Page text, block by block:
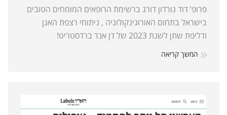
פרופ’ דוד גורדון דורג ברשימת הרופאים המומחים הטובים
בישראל בתחום האורוגינקולוגיה , ניתוחי רצפת האגן
ודליפת שתן לשנת 2023 של דן אנד ברדסטריט!
המשך קריאה